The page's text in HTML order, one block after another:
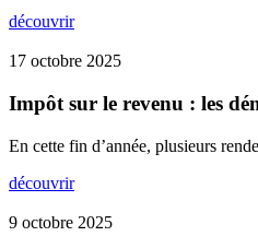
découvrir
17 octobre 2025
Impôt sur le revenu : les
En cette fin d’année, plusieurs
découvrir
9 octobre 2025